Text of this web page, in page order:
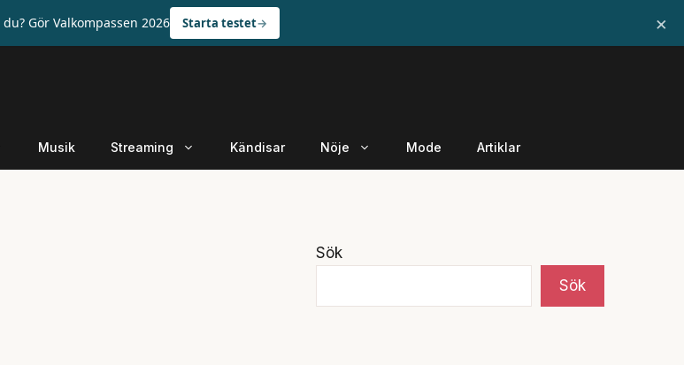
Musik Streaming Kändisar Nöje Mode Artiklar
Sök
Sök
Gör Valkompassen 2026 Starta testet ×